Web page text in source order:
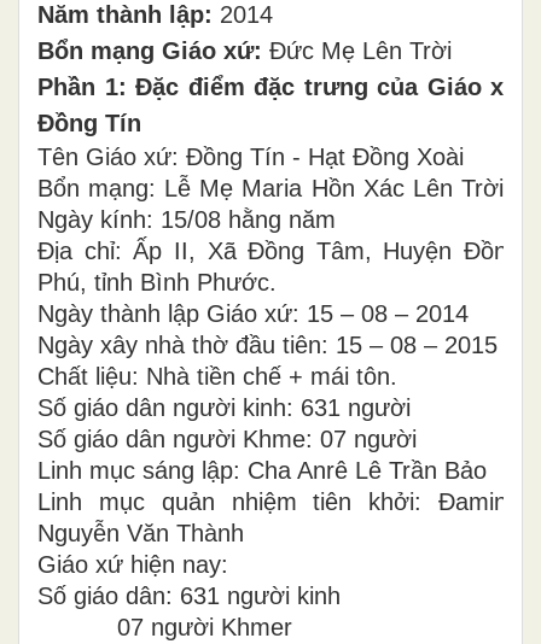
Năm thành lập: 2014
Bổn mạng Giáo xứ: Đức Mẹ Lên Trời
Phần 1: Đặc điểm đặc trưng của Giáo xứ
Đồng Tín
Tên Giáo xứ: Đồng Tín - Hạt Đồng Xoài
Bổn mạng: Lễ Mẹ Maria Hồn Xác Lên Trời -
Ngày kính: 15/08 hằng năm
Địa chỉ: Ấp II, Xã Đồng Tâm, Huyện Đồng
Phú, tỉnh Bình Phước.
Ngày thành lập Giáo xứ: 15 – 08 – 2014
Ngày xây nhà thờ đầu tiên: 15 – 08 – 2015
Chất liệu: Nhà tiền chế + mái tôn.
Số giáo dân người kinh: 631 người
Số giáo dân người Khme: 07 người
Linh mục sáng lập: Cha Anrê Lê Trần Bảo
Linh mục quản nhiệm tiên khởi: Đaminh
Nguyễn Văn Thành
Giáo xứ hiện nay:
Số giáo dân: 631 người kinh
07 người Khmer